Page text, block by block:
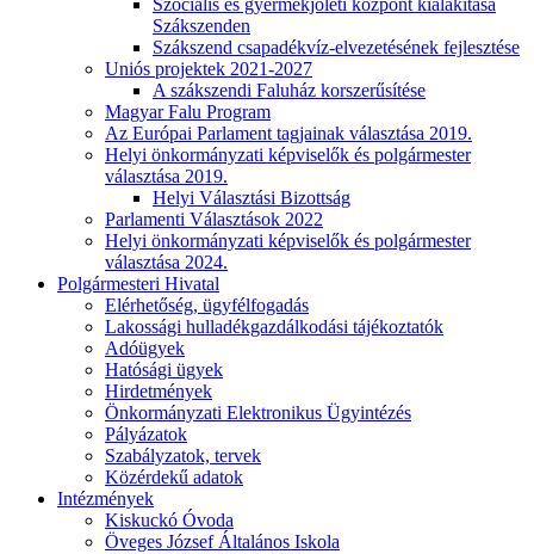
Szákszenden
Szákszend csapadékvíz-elvezetésének fejlesztése
Uniós projektek 2021-2027
A szákszendi Faluház korszerűsítése
Magyar Falu Program
Az Európai Parlament tagjainak választása 2019.
Helyi önkormányzati képviselők és polgármester
választása 2019.
Helyi Választási Bizottság
Parlamenti Választások 2022
Helyi önkormányzati képviselők és polgármester
választása 2024.
Polgármesteri Hivatal
Elérhetőség, ügyfélfogadás
Lakossági hulladékgazdálkodási tájékoztatók
Adóügyek
Hatósági ügyek
Hirdetmények
Önkormányzati Elektronikus Ügyintézés
Pályázatok
Szabályzatok, tervek
Közérdekű adatok
Intézmények
Kiskuckó Óvoda
Öveges József Általános Iskola